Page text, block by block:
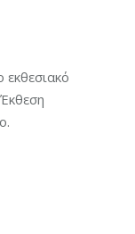
εκθεσιακό